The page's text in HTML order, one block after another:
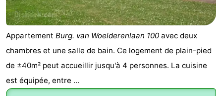
Appartement Burg. van Woelderenlaan 100 avec deux
chambres et une salle de bain. Ce logement de plain-pied
de ±40m² peut accueillir jusqu'à 4 personnes. La cuisine
est équipée, entre ...